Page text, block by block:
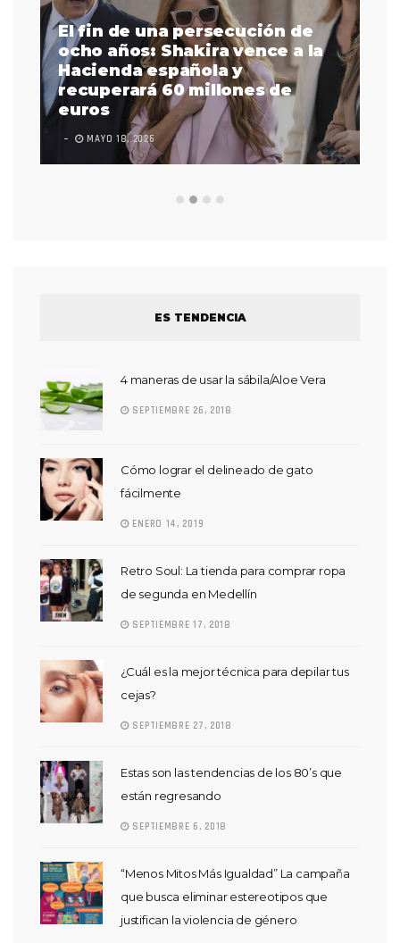
El fin de una persecución de
ocho años: Shakira vence a la
Hacienda española y
recuperará 60 millones de
euros
MAYO 18, 2026
ES TENDENCIA
4 maneras de usar la sábila/Aloe Vera
SEPTIEMBRE 26, 2018
Cómo lograr el delineado de gato
fácilmente
ENERO 14, 2019
Retro Soul: La tienda para comprar ropa
de segunda en Medellín
SEPTIEMBRE 17, 2018
¿Cuál es la mejor técnica para depilar tus
cejas?
SEPTIEMBRE 27, 2018
Estas son las tendencias de los 80’s que
están regresando
SEPTIEMBRE 6, 2018
“Menos Mitos Más Igualdad” La campaña
que busca eliminar estereotipos que
justifican la violencia de género